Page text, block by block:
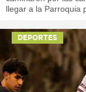
llegar a la Parroquia
DEPORTES